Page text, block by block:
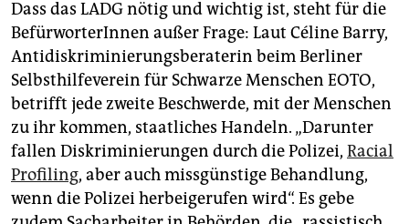
Dass das LADG nötig und wichtig ist, steht für die
BefürworterInnen außer Frage: Laut Céline Barry,
Antidiskriminierungsberaterin beim Berliner
Selbsthilfeverein für Schwarze Menschen EOTO,
betrifft jede zweite Beschwerde, mit der Menschen
zu ihr kommen, staatliches Handeln. „Darunter
fallen Diskriminierungen durch die Polizei, Racial
Profiling, aber auch missgünstige Behandlung,
wenn die Polizei herbeigerufen wird“. Es gebe